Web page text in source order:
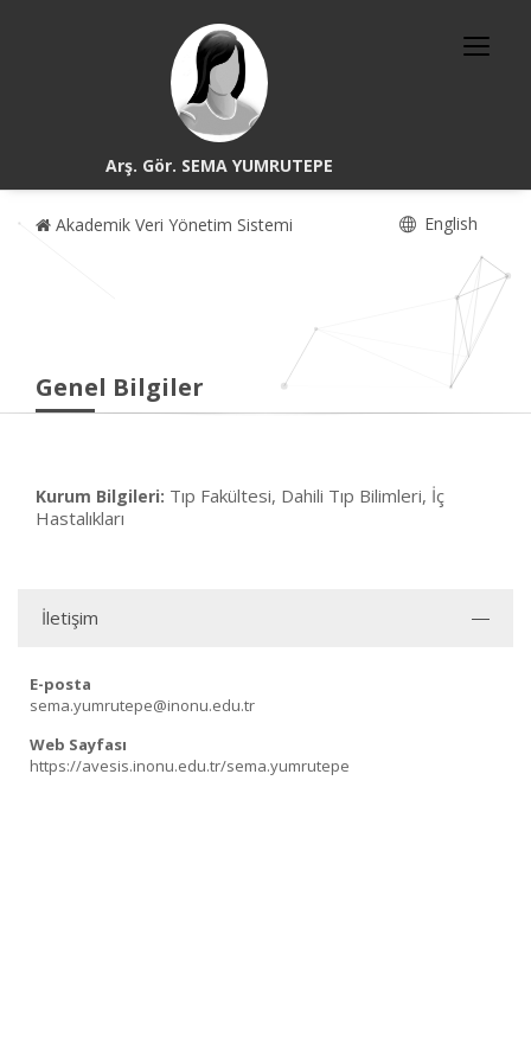
Arş. Gör. SEMA YUMRUTEPE
Akademik Veri Yönetim Sistemi English
Genel Bilgiler
Kurum Bilgileri: Tıp Fakültesi, Dahili Tıp Bilimleri, İç
Hastalıkları
İletişim
E-posta
sema.yumrutepe@inonu.edu.tr
Web Sayfası
https://avesis.inonu.edu.tr/sema.yumrutepe